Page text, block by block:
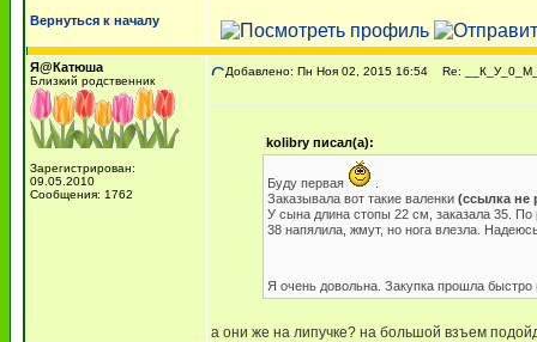
Вернуться к началу
Я@Катюша
Близкий родственник
Зарегистрирован:
09.05.2010
Сообщения: 1762
Добавлено: Пн Ноя 02, 2015 16:54 Re:
kolibry писал(а):
Буду первая
Заказывала вот такие валенки (ссылка не
У сына длина стопы 22 см, заказала 35.
38 напялила, жмут, но нога влезла.
Я очень довольна. Закупка прошла быстро
а они же на липучке? на большой взъем